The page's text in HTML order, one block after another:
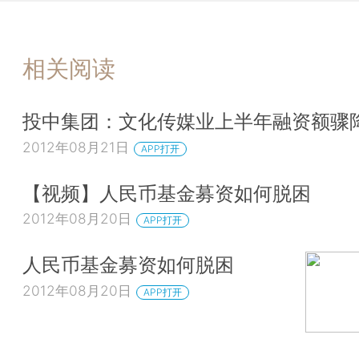
相关阅读
投中集团：文化传媒业上半年融资额骤
2012年08月21日 APP打开
【视频】人民币基金募资如何脱困
2012年08月20日 APP打开
人民币基金募资如何脱困
2012年08月20日 APP打开